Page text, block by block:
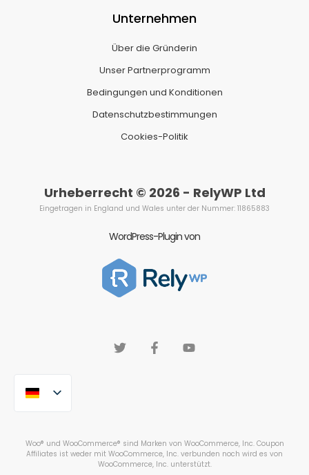
Unternehmen
Über die Gründerin
Unser Partnerprogramm
Bedingungen und Konditionen
Datenschutzbestimmungen
Cookies-Politik
Urheberrecht © 2026 - RelyWP Ltd
Eingetragen in England und Wales unter der Nummer: 11865883
WordPress-Plugin von
Woo® und WooCommerce® sind Marken von WooCommerce, Inc. Coupon
Affiliates ist weder mit WooCommerce, Inc. verbunden noch wird es von
WooCommerce, Inc. unterstützt.